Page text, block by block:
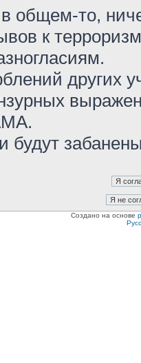
общем-то,
к
других
будут
Создано на основе